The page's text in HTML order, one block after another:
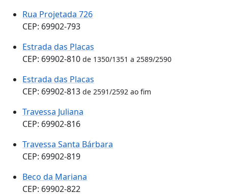
Rua Projetada 726
CEP: 69902-793
Estrada das Placas
CEP: 69902-810 de 1350/1351 a 2589/2590
Estrada das Placas
CEP: 69902-813 de 2591/2592 ao fim
Travessa Juliana
CEP: 69902-816
Travessa Santa Bárbara
CEP: 69902-819
Beco da Mariana
CEP: 69902-822